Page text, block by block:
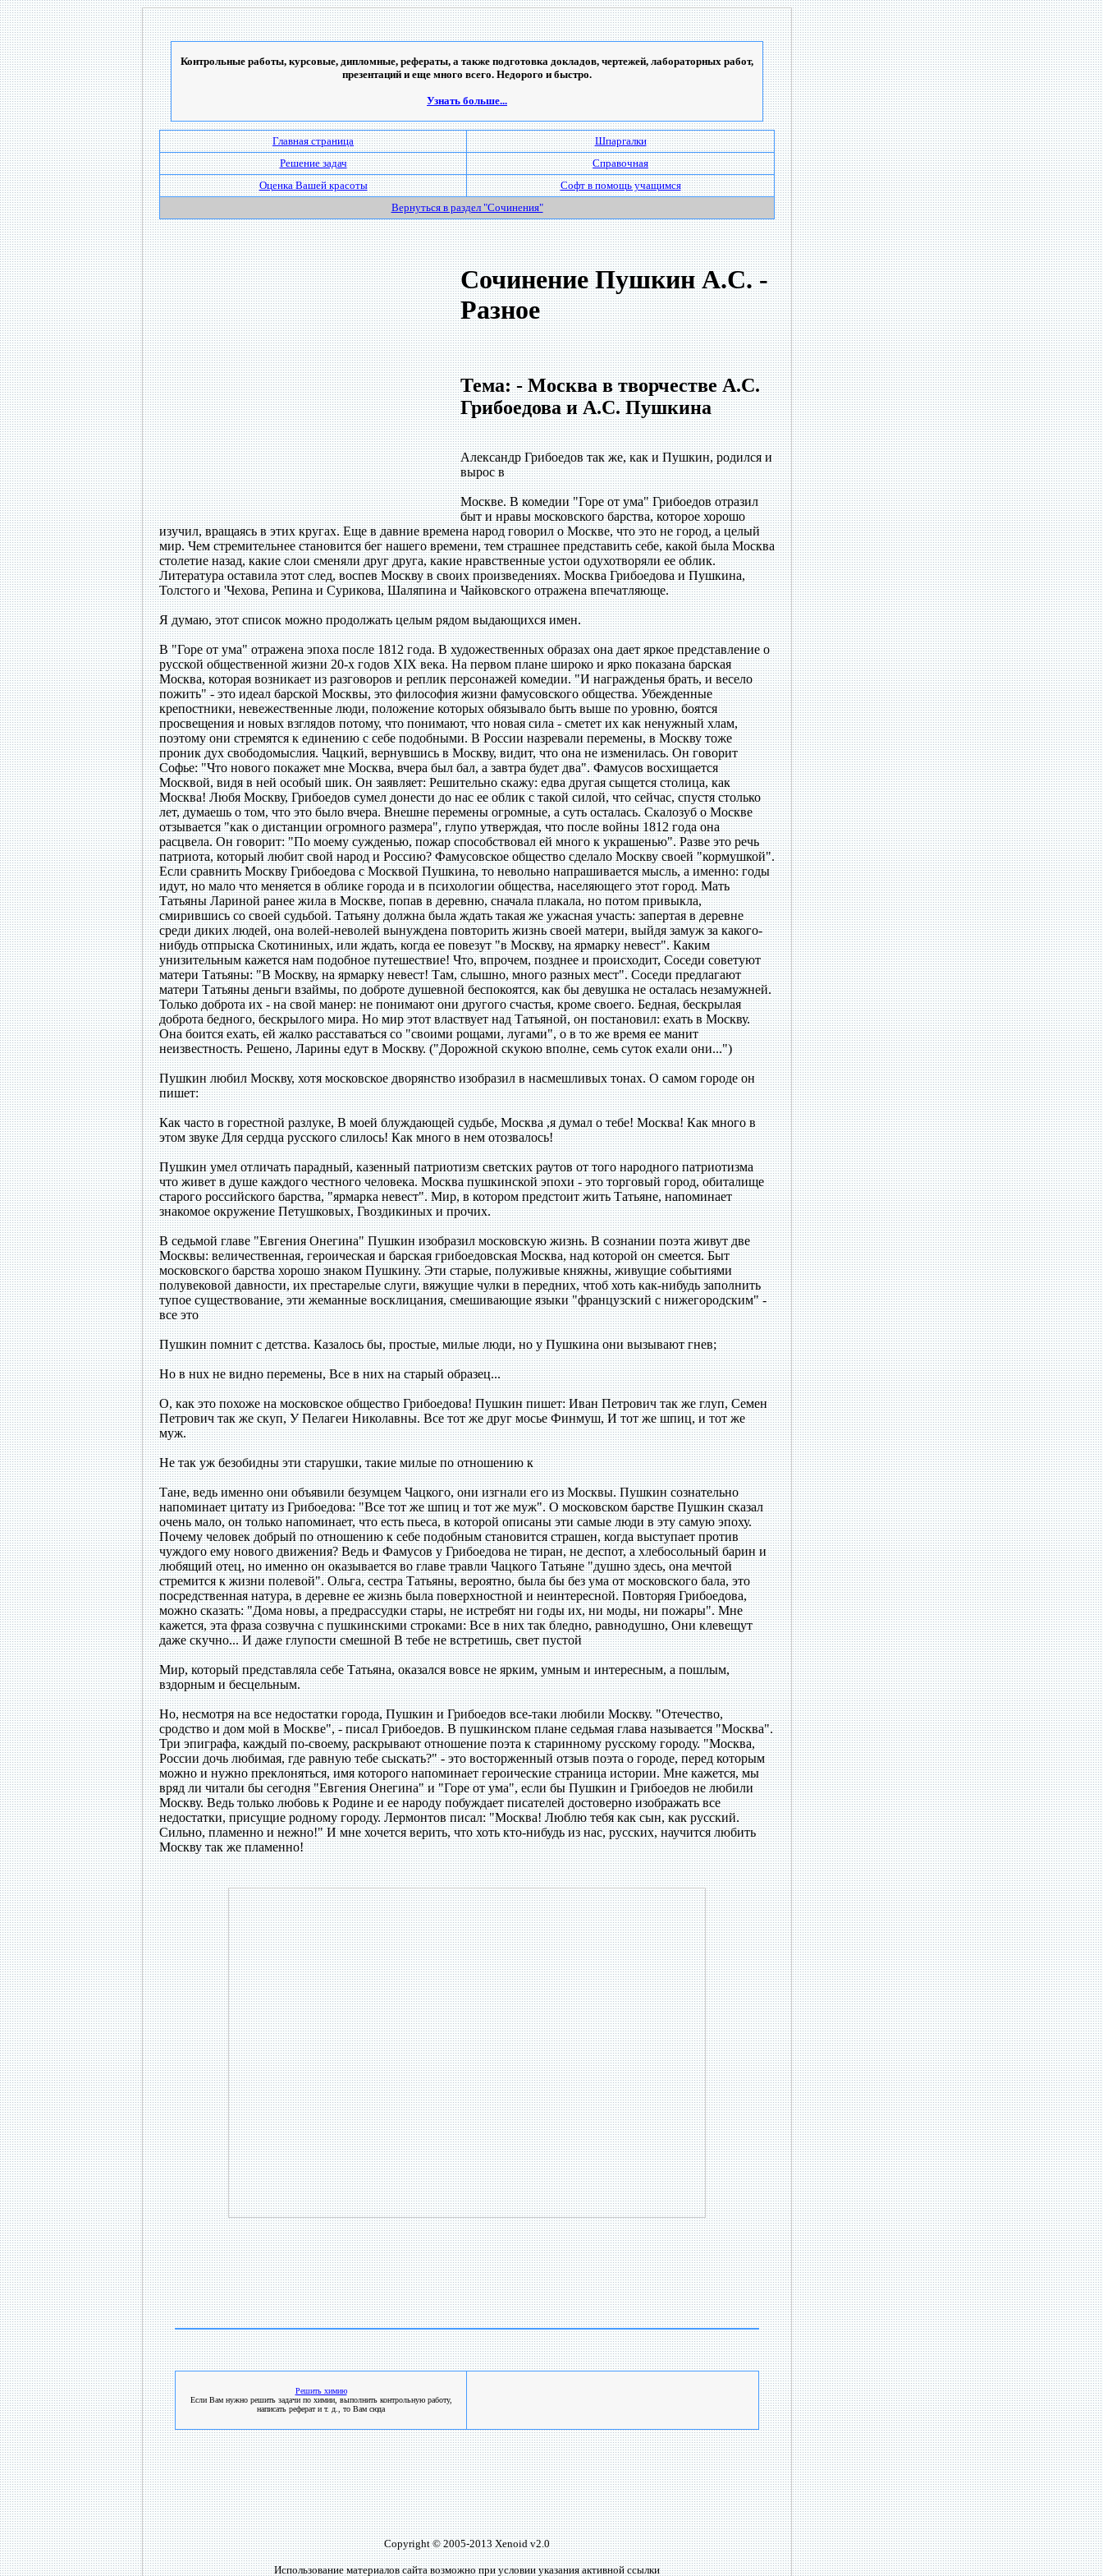
Контрольные работы, курсовые, дипломные, рефераты, а также подготовка докладов, чертежей, лабораторных работ,
презентаций и еще много всего. Недорого и быстро.
Узнать больше...
Главная страница
Шпаргалки
Решение задач
Справочная
Оценка Вашей красоты
Софт в помощь учащимся
Вернуться в раздел "Сочинения"
Сочинение Пушкин А.С. -
Разное
Тема: - Москва в творчестве А.С.
Грибоедова и А.С. Пушкина
Александр Грибоедов так же, как и Пушкин, родился и
вырос в
Москве. В комедии "Горе от ума" Грибоедов отразил
быт и нравы московского барства, которое хорошо
изучил, вращаясь в этих кругах. Еще в давние времена народ говорил о Москве, что это не город, а целый
мир. Чем стремительнее становится бег нашего времени, тем страшнее представить себе, какой была Москва
столетие назад, какие слои сменяли друг друга, какие нравственные устои одухотворяли ее облик.
Литература оставила этот след, воспев Москву в своих произведениях. Москва Грибоедова и Пушкина,
Толстого и 'Чехова, Репина и Сурикова, Шаляпина и Чайковского отражена впечатляюще.
Я думаю, этот список можно продолжать целым рядом выдающихся имен.
В "Горе от ума" отражена эпоха после 1812 года. В художественных образах она дает яркое представление о
русской общественной жизни 20-х годов XIX века. На первом плане широко и ярко показана барская
Москва, которая возникает из разговоров и реплик персонажей комедии. "И награжденья брать, и весело
пожить" - это идеал барской Москвы, это философия жизни фамусовского общества. Убежденные
крепостники, невежественные люди, положение которых обязывало быть выше по уровню, боятся
просвещения и новых взглядов потому, что понимают, что новая сила - сметет их как ненужный хлам,
поэтому они стремятся к единению с себе подобными. В России назревали перемены, в Москву тоже
проник дух свободомыслия. Чацкий, вернувшись в Москву, видит, что она не изменилась. Он говорит
Софье: "Что нового покажет мне Москва, вчера был бал, а завтра будет два". Фамусов восхищается
Москвой, видя в ней особый шик. Он заявляет: Решительно скажу: едва другая сыщется столица, как
Москва! Любя Москву, Грибоедов сумел донести до нас ее облик с такой силой, что сейчас, спустя столько
лет, думаешь о том, что это было вчера. Внешне перемены огромные, а суть осталась. Скалозуб о Москве
отзывается "как о дистанции огромного размера", глупо утверждая, что после войны 1812 года она
расцвела. Он говорит: "По моему сужденью, пожар способствовал ей много к украшенью". Разве это речь
патриота, который любит свой народ и Россию? Фамусовское общество сделало Москву своей "кормушкой".
Если сравнить Москву Грибоедова с Москвой Пушкина, то невольно напрашивается мысль, а именно: годы
идут, но мало что меняется в облике города и в психологии общества, населяющего этот город. Мать
Татьяны Лариной ранее жила в Москве, попав в деревню, сначала плакала, но потом привыкла,
смирившись со своей судьбой. Татьяну должна была ждать такая же ужасная участь: запертая в деревне
среди диких людей, она волей-неволей вынуждена повторить жизнь своей матери, выйдя замуж за какого-
нибудь отпрыска Скотининых, или ждать, когда ее повезут "в Москву, на ярмарку невест". Каким
унизительным кажется нам подобное путешествие! Что, впрочем, позднее и происходит, Соседи советуют
матери Татьяны: "В Москву, на ярмарку невест! Там, слышно, много разных мест". Соседи предлагают
матери Татьяны деньги взаймы, по доброте душевной беспокоятся, как бы девушка не осталась незамужней.
Только доброта их - на свой манер: не понимают они другого счастья, кроме своего. Бедная, бескрылая
доброта бедного, бескрылого мира. Но мир этот властвует над Татьяной, он постановил: ехать в Москву.
Она боится ехать, ей жалко расставаться со "своими рощами, лугами", о в то же время ее манит
неизвестность. Решено, Ларины едут в Москву. ("Дорожной скукою вполне, семь суток ехали они...")
Пушкин любил Москву, хотя московское дворянство изобразил в насмешливых тонах. О самом городе он
пишет:
Как часто в горестной разлуке, В моей блуждающей судьбе, Москва ,я думал о тебе! Москва! Как много в
этом звуке Для сердца русского слилось! Как много в нем отозвалось!
Пушкин умел отличать парадный, казенный патриотизм светских раутов от того народного патриотизма
что живет в душе каждого честного человека. Москва пушкинской эпохи - это торговый город, обиталище
старого российского барства, "ярмарка невест". Мир, в котором предстоит жить Татьяне, напоминает
знакомое окружение Петушковых, Гвоздикиных и прочих.
В седьмой главе "Евгения Онегина" Пушкин изобразил московскую жизнь. В сознании поэта живут две
Москвы: величественная, героическая и барская грибоедовская Москва, над которой он смеется. Быт
московского барства хорошо знаком Пушкину. Эти старые, полуживые княжны, живущие событиями
полувековой давности, их престарелые слуги, вяжущие чулки в передних, чтоб хоть как-нибудь заполнить
тупое существование, эти жеманные восклицания, смешивающие языки "французский с нижегородским" -
все это
Пушкин помнит с детства. Казалось бы, простые, милые люди, но у Пушкина они вызывают гнев;
Но в нux нe видно перемены, Все в них на старый образец...
О, как это похоже на московское общество Грибоедова! Пушкин пишет: Иван Петрович так же глуп, Семен
Петрович так же скуп, У Пелагеи Николавны. Все тот же друг мосье Финмуш, И тот же шпиц, и тот же
муж.
Не так уж безобидны эти старушки, такие милые по отношению к
Тане, ведь именно они объявили безумцем Чацкого, они изгнали его из Москвы. Пушкин сознательно
напоминает цитату из Грибоедова: "Все тот же шпиц и тот же муж". О московском барстве Пушкин сказал
очень мало, он только напоминает, что есть пьеса, в которой описаны эти самые люди в эту самую эпоху.
Почему человек добрый по отношению к себе подобным становится страшен, когда выступает против
чуждого ему нового движения? Ведь и Фамусов у Грибоедова не тиран, не деспот, а хлебосольный барин и
любящий отец, но именно он оказывается во главе травли Чацкого Татьяне "душно здесь, она мечтой
стремится к жизни полевой". Ольга, сестра Татьяны, вероятно, была бы без ума от московского бала, это
посредственная натура, в деревне ее жизнь была поверхностной и неинтересной. Повторяя Грибоедова,
можно сказать: "Дома новы, а предрассудки стары, не истребят ни годы их, ни моды, ни пожары". Мне
кажется, эта фраза созвучна с пушкинскими строками: Все в них так бледно, равнодушно, Они клевещут
даже скучно... И даже глупости смешной В тебе не встретишь, свет пустой
Мир, который представляла себе Татьяна, оказался вовсе не ярким, умным и интересным, а пошлым,
вздорным и бесцельным.
Но, несмотря на все недостатки города, Пушкин и Грибоедов все-таки любили Москву. "Отечество,
сродство и дом мой в Москве", - писал Грибоедов. В пушкинском плане седьмая глава называется "Москва".
Три эпиграфа, каждый по-своему, раскрывают отношение поэта к старинному русскому городу. "Москва,
России дочь любимая, где равную тебе сыскать?" - это восторженный отзыв поэта о городе, перед которым
можно и нужно преклоняться, имя которого напоминает героические страница истории. Мне кажется, мы
вряд ли читали бы сегодня "Евгения Онегина" и "Горе от ума", если бы Пушкин и Грибоедов не любили
Москву. Ведь только любовь к Родине и ее народу побуждает писателей достоверно изображать все
недостатки, присущие родному городу. Лермонтов писал: "Москва! Люблю тебя как сын, как русский.
Сильно, пламенно и нежно!" И мне хочется верить, что хоть кто-нибудь из нас, русских, научится любить
Москву так же пламенно!
Решить химию
Если Вам нужно решить задачи по химии, выполнить контрольную работу,
написать реферат и т. д., то Вам сюда
Copyright © 2005-2013 Xenoid v2.0
Использование материалов сайта возможно при условии указания активной ссылки